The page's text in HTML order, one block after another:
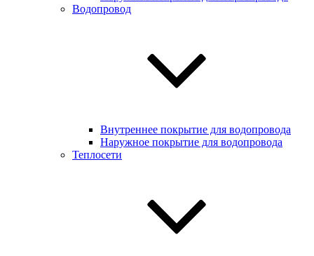
Водопровод
Внутреннее покрытие для водопровода
Наружное покрытие для водопровода
Теплосети